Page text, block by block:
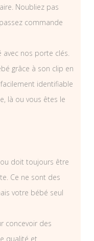
Noubliez pas
commande
nos porte clés.
grâce à son clip en
identifiable
là ou vous êtes le
doit toujours être
Ce ne sont des
votre bébé seul
concevoir des
qualité et